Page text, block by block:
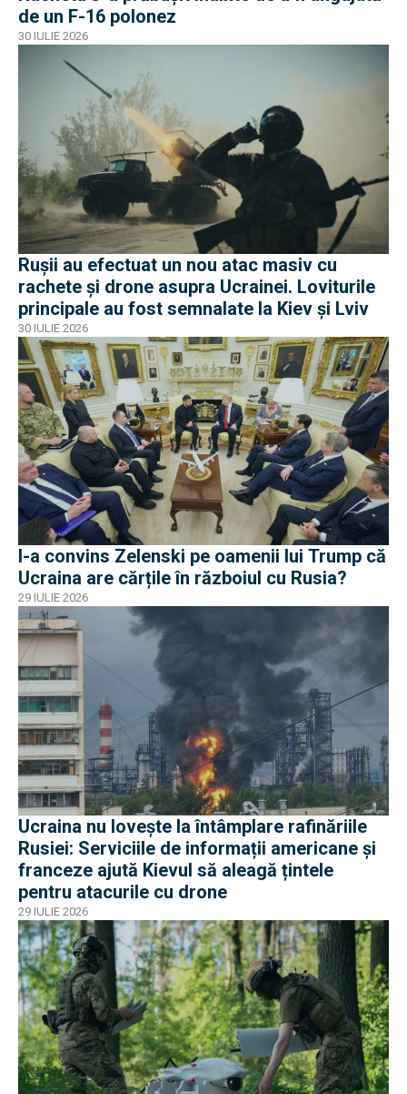
de un F-16 polonez
30 IULIE 2026
Rușii au efectuat un nou atac masiv cu
rachete și drone asupra Ucrainei. Loviturile
principale au fost semnalate la Kiev și Lviv
30 IULIE 2026
I-a convins Zelenski pe oamenii lui Trump că
Ucraina are cărțile în războiul cu Rusia?
29 IULIE 2026
Ucraina nu lovește la întâmplare rafinăriile
Rusiei: Serviciile de informații americane și
franceze ajută Kievul să aleagă țintele
pentru atacurile cu drone
29 IULIE 2026